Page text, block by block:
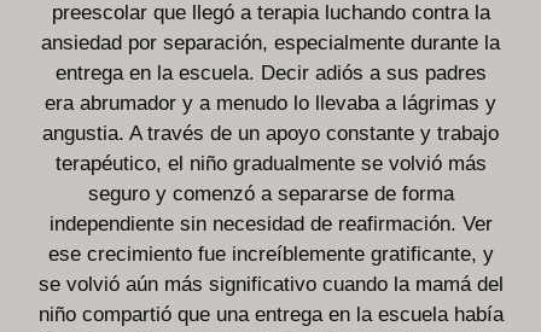
preescolar que llegó a terapia luchando contra la
ansiedad por separación, especialmente durante la
entrega en la escuela. Decir adiós a sus padres
era abrumador y a menudo lo llevaba a lágrimas y
angustia. A través de un apoyo constante y trabajo
terapéutico, el niño gradualmente se volvió más
seguro y comenzó a separarse de forma
independiente sin necesidad de reafirmación. Ver
ese crecimiento fue increíblemente gratificante, y
se volvió aún más significativo cuando la mamá del
niño compartió que una entrega en la escuela había